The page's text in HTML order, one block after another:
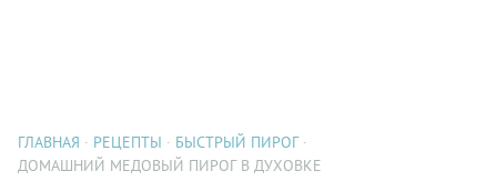
ГЛАВНАЯ РЕЦЕПТЫ
БЫСТРЫЙ ПИРОГ
ДОМАШНИЙ МЕДОВЫЙ ПИРОГ В ДУХОВКЕ